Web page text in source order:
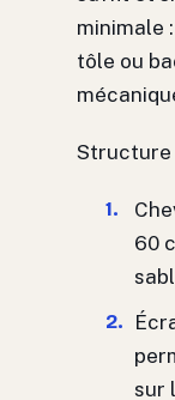
minimale
tôle ou
Structure
60
sur